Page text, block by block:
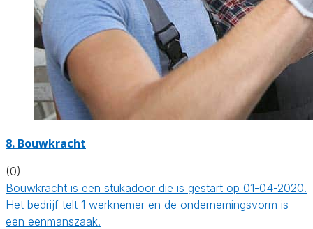
8. Bouwkracht
(0)
Bouwkracht is een stukadoor die is gestart op 01-04-2020.
Het bedrijf telt 1 werknemer en de ondernemingsvorm is
een eenmanszaak.